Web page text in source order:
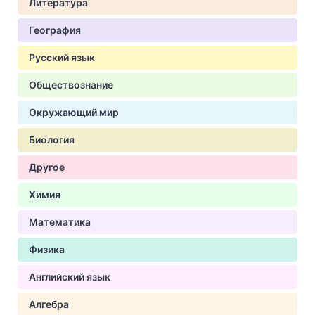
Литература
География
Русский язык
Обществознание
Окружающий мир
Биология
Другое
Химия
Математика
Физика
Английский язык
Алгебра